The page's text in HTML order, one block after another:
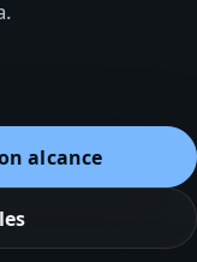
alcance